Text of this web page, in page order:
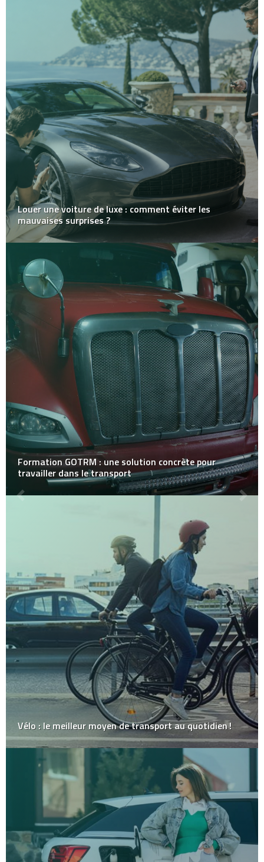
Louer une voiture de luxe : comment éviter les
mauvaises surprises ?
Formation GOTRM : une solution concrète pour
travailler dans le transport
Vélo : le meilleur moyen de transport au quotidien !